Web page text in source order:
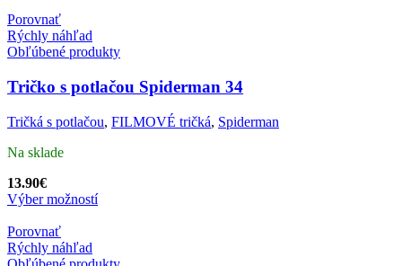
Porovnať
Rýchly náhľad
Obľúbené produkty
Tričko s potlačou Spiderman 34
Tričká s potlačou, FILMOVÉ tričká, Spiderman
Na sklade
13.90€
Výber možností
Porovnať
Rýchly náhľad